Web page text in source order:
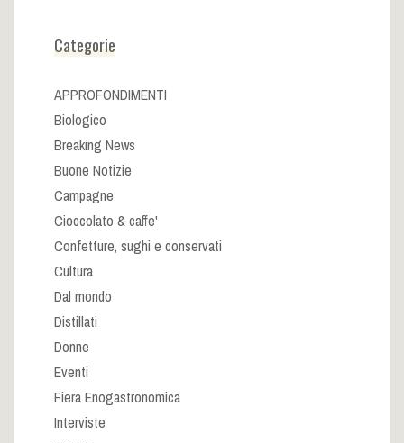
Categorie
APPROFONDIMENTI
Biologico
Breaking News
Buone Notizie
Campagne
Cioccolato & caffe'
Confetture, sughi e conservati
Cultura
Dal mondo
Distillati
Donne
Eventi
Fiera Enogastronomica
Interviste